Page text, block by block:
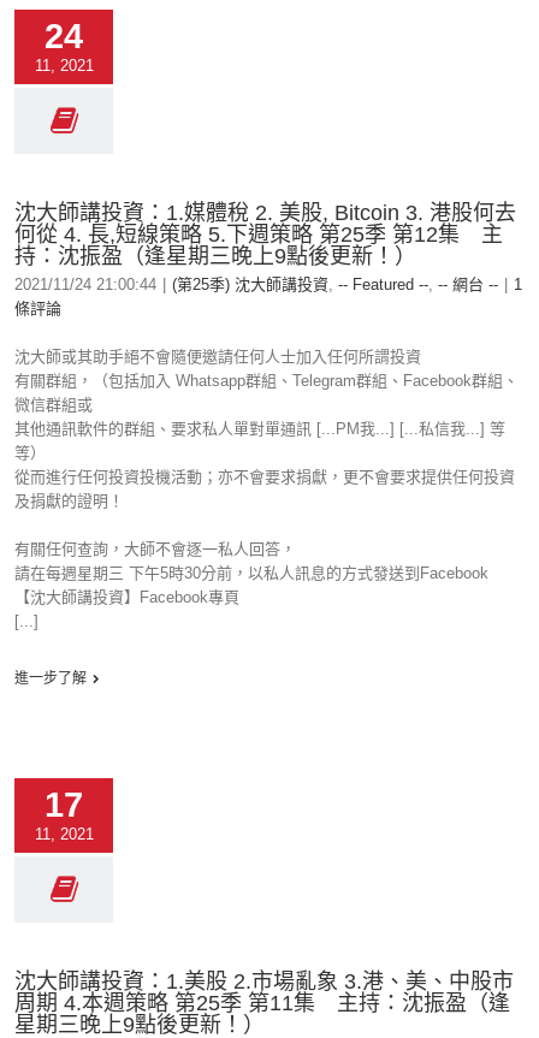
24
11, 2021
沈大師講投資：1.媒體稅 2. 美股, Bitcoin 3. 港股何去
何從 4. 長,短線策略 5.下週策略 第25季 第12集 主
持：沈振盈（逢星期三晚上9點後更新！）
2021/11/24 21:00:44 (第25季) 沈大師講投資, -- Featured --, -- 網台 --
1
條評論
沈大師或其助手絕不會隨便邀請任何人士加入任何所謂投資
有關群組，（包括加入 Whatsapp群組、Telegram群組、Facebook群組、
微信群組或
其他通訊軟件的群組、要求私人單對單通訊 [...PM我...] [...私信我...] 等
等）
從而進行任何投資投機活動；亦不會要求捐獻，更不會要求提供任何投資
及捐獻的證明！
有關任何查詢，大師不會逐一私人回答，
請在每週星期三 下午5時30分前，以私人訊息的方式發送到Facebook
【沈大師講投資】Facebook專頁
[...]
進一步了解
17
11, 2021
沈大師講投資：1.美股 2.市場亂象 3.港、美、中股市
周期 4.本週策略 第25季 第11集 主持：沈振盈（逢
星期三晚上9點後更新！）